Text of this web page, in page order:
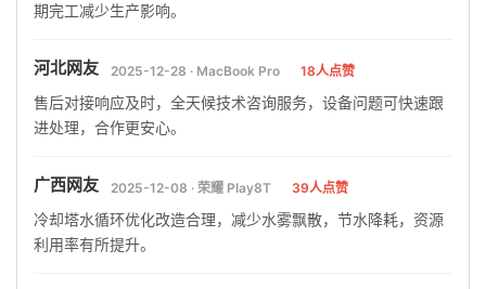
期完工减少生产影响。
河北网友 2025-12-28 · MacBook Pro 18人点赞
售后对接响应及时，全天候技术咨询服务，设备问题可快速跟
进处理，合作更安心。
广西网友 2025-12-08 · 荣耀 Play8T 39人点赞
冷却塔水循环优化改造合理，减少水雾飘散，节水降耗，资源
利用率有所提升。